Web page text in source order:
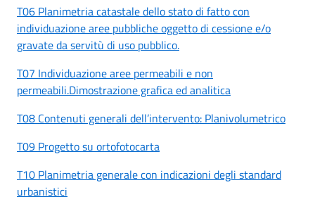
T06 Planimetria catastale dello stato di fatto con
individuazione aree pubbliche oggetto di cessione e/o
gravate da servitù di uso pubblico.
T07 Individuazione aree permeabili e non
permeabili.Dimostrazione grafica ed analitica
T08 Contenuti generali dell’intervento: Planivolumetrico
T09 Progetto su ortofotocarta
T10 Planimetria generale con indicazioni degli standard
urbanistici